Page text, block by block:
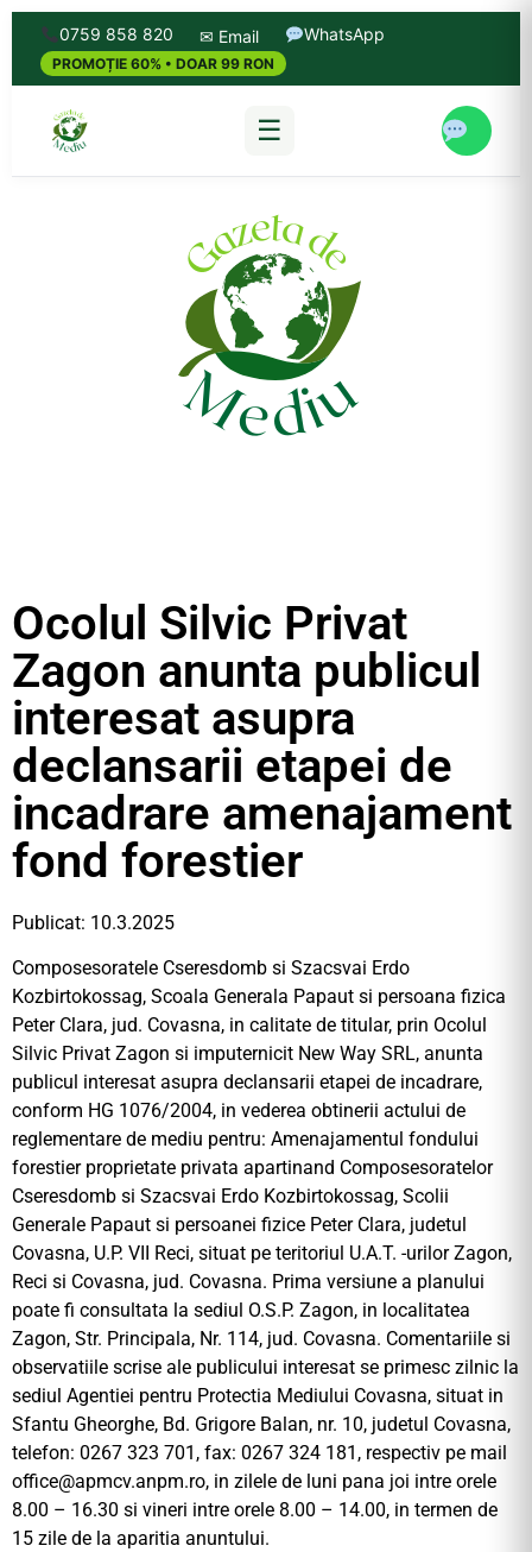
0759 858 820 ✉ Email WhatsApp
PROMOȚIE 60% • DOAR 99 RON
☰
Ocolul Silvic Privat
Zagon anunta publicul
interesat asupra
declansarii etapei de
incadrare amenajament
fond forestier
Publicat: 10.3.2025
Composesoratele Cseresdomb si Szacsvai Erdo
Kozbirtokossag, Scoala Generala Papaut si persoana fizica
Peter Clara, jud. Covasna, in calitate de titular, prin Ocolul
Silvic Privat Zagon si imputernicit New Way SRL, anunta
publicul interesat asupra declansarii etapei de incadrare,
conform HG 1076/2004, in vederea obtinerii actului de
reglementare de mediu pentru: Amenajamentul fondului
forestier proprietate privata apartinand Composesoratelor
Cseresdomb si Szacsvai Erdo Kozbirtokossag, Scolii
Generale Papaut si persoanei fizice Peter Clara, judetul
Covasna, U.P. VII Reci, situat pe teritoriul U.A.T. -urilor Zagon,
Reci si Covasna, jud. Covasna. Prima versiune a planului
poate fi consultata la sediul O.S.P. Zagon, in localitatea
Zagon, Str. Principala, Nr. 114, jud. Covasna. Comentariile si
observatiile scrise ale publicului interesat se primesc zilnic la
sediul Agentiei pentru Protectia Mediului Covasna, situat in
Sfantu Gheorghe, Bd. Grigore Balan, nr. 10, judetul Covasna,
telefon: 0267 323 701, fax: 0267 324 181, respectiv pe mail
office@apmcv.anpm.ro, in zilele de luni pana joi intre orele
8.00 – 16.30 si vineri intre orele 8.00 – 14.00, in termen de
15 zile de la aparitia anuntului.